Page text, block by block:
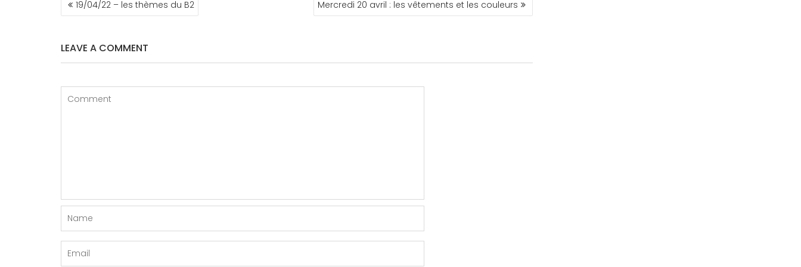
DE19/04/22 – les thèmes du B2 Mercredi 20 avril : les vêtements et les couleurs
LEAVE A COMMENT